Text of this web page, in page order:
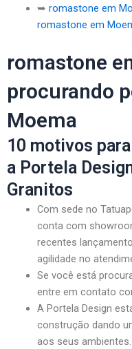
➥ romastone em
romastone em
romastone
procurando
Moema
10 motivos
a Portela
Granitos
Com sede no
conta com
recentes
agilidade no
Se você está
entre em contato
A Portela Design
construção dando
aos seus ambientes.